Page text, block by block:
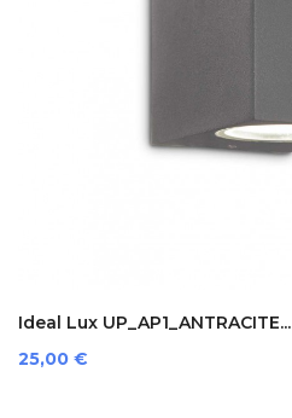
Ideal Lux UP_AP1_ANTRACITE...
Preis
25,00 €